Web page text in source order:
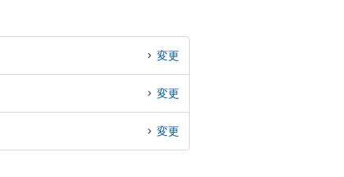
変更
変更
変更